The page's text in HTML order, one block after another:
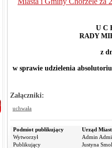
U C
RADY
z
w sprawie udzielenia
Załączniki:
uchwała
Podmiot publikujący
Urząd
Wytworzył
Admin
Publikujący
Justyna